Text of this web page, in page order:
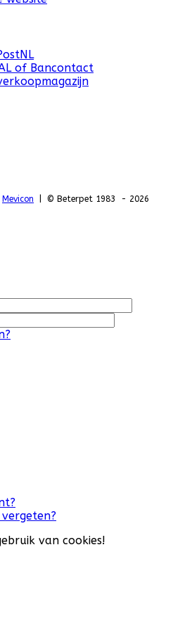
of Bancontact
Mevicon | © Beterpet 1983 - 2026
van cookies!